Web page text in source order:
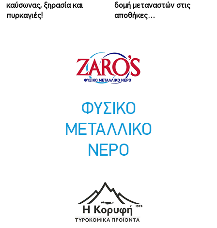
καύσωνας, ξηρασία και
πυρκαγιές!
δομή μεταναστών στις
αποθήκες…